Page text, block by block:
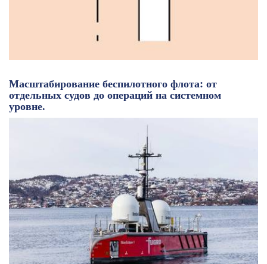
Масштабирование беспилотного флота: от
отдельных судов до операций на системном
уровне.